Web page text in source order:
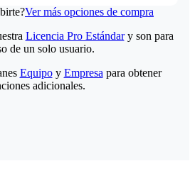
Ver más opciones de compra
Licencia Pro Estándary son para
de un solo usuario.
Equipoy Empresa para obtener
adicionales.